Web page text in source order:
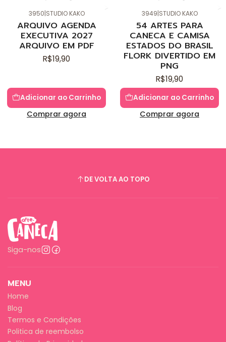
3950|STUDIO KAKO
ARQUIVO AGENDA
EXECUTIVA 2027
ARQUIVO EM PDF
R$19,90
Adicionar ao Carrinho
Comprar agora
3949|STUDIO KAKO
54 ARTES PARA
CANECA E CAMISA
ESTADOS DO BRASIL
FLORK DIVERTIDO EM
PNG
R$19,90
Adicionar ao Carrinho
Comprar agora
DE VOLTA AO TOPO
Siga-nos
MENU
Home
Blog
Termos e Condições
Politica de reembolso